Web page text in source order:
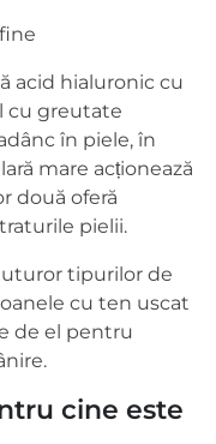
acid hialuronic cu
cu greutate
în piele, în
mare acționează
două oferă
pielii.
tipurilor de
cu ten uscat
de el pentru
cine este